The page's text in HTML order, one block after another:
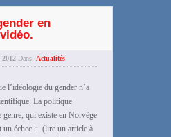
en
2012 Dans: Actualités
l’idéologie du gender n’a
La politique
genre, qui existe en Norvège
un échec : (lire un article à